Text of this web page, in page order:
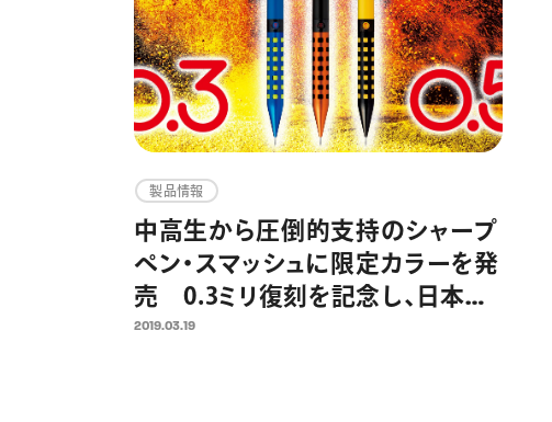
製品情報
中高生から圧倒的支持のシャープ
ペン・スマッシュに限定カラーを発
売 0.3ミリ復刻を記念し、日本全
国で同時に
2019.03.19